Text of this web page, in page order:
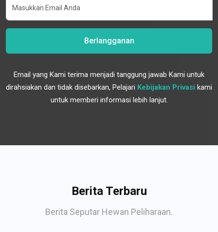
Berlangganan
Email yang Kami terima menjadi tanggung jawab Kami untuk
dirahsiakan dan tidak disebarkan, Pelajari Kebijakan Privasi kami
untuk memberi informasi lebih lanjut.
Berita Terbaru
Berita Seputar Hewan Peliharaan.